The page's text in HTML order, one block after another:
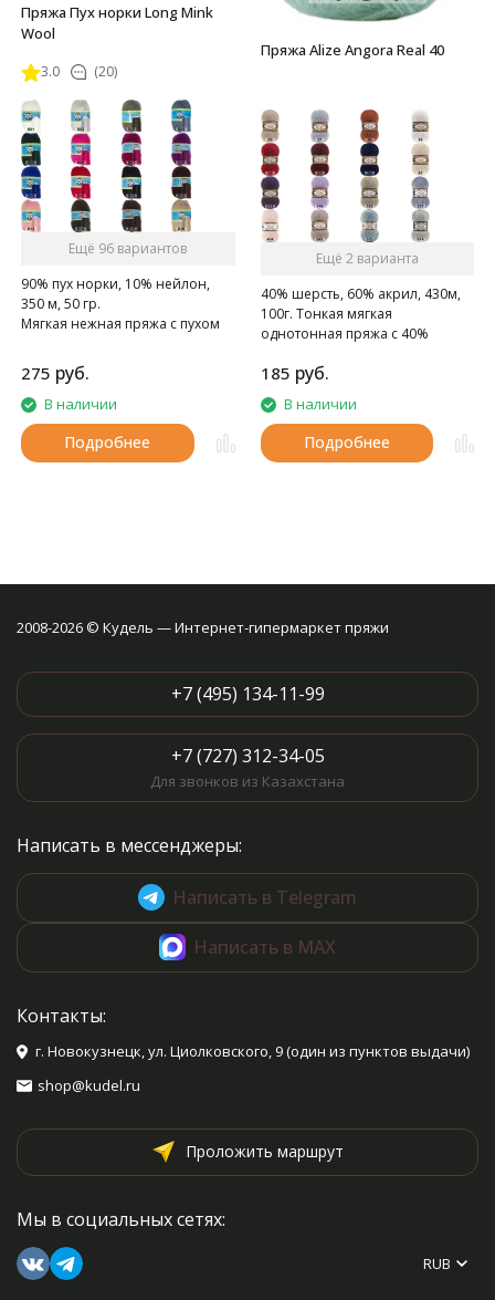
Пряжа Пух норки Long Mink
Wool
3.0 (20)
Ещё 96 вариантов
90% пух норки, 10% нейлон,
350 м, 50 гр.
Мягкая нежная пряжа с пухом
275 руб.
В наличии
Подробнее
Пряжа Alize Angora Real 40
Ещё 2 варианта
40% шерсть, 60% акрил, 430м,
100г. Тонкая мягкая
однотонная пряжа с 40%
185 руб.
В наличии
Подробнее
2008-2026 © Кудель — Интернет-гипермаркет пряжи
+7 (495) 134-11-99
+7 (727) 312-34-05
Для звонков из Казахстана
Написать в мессенджеры:
Написать в Telegram
Написать в MAX
Контакты:
г. Новокузнецк, ул. Циолковского, 9 (один из пунктов выдачи)
shop@kudel.ru
Проложить маршрут
Мы в социальных сетях:
RUB